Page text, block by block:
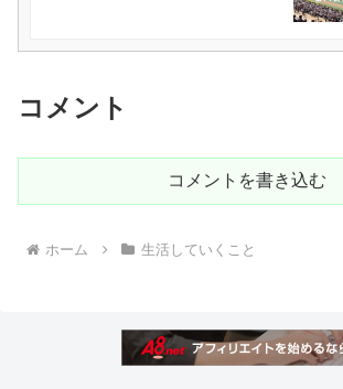
コメント
コメントを書き込む
ホーム 生活していくこと